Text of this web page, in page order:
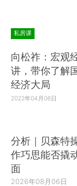
私房课
向松祚：宏观
讲，带你了解
经济大局
2022年04月06日
分析｜贝森特
作巧思能否撬
面
2026年08月06日